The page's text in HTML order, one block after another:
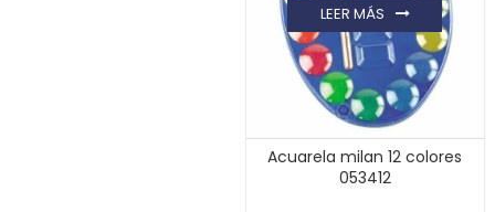
Acuarela milan 12 colores
053412
LEER MÁS